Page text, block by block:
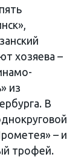
хозяева –
из
В
– и
трофей.